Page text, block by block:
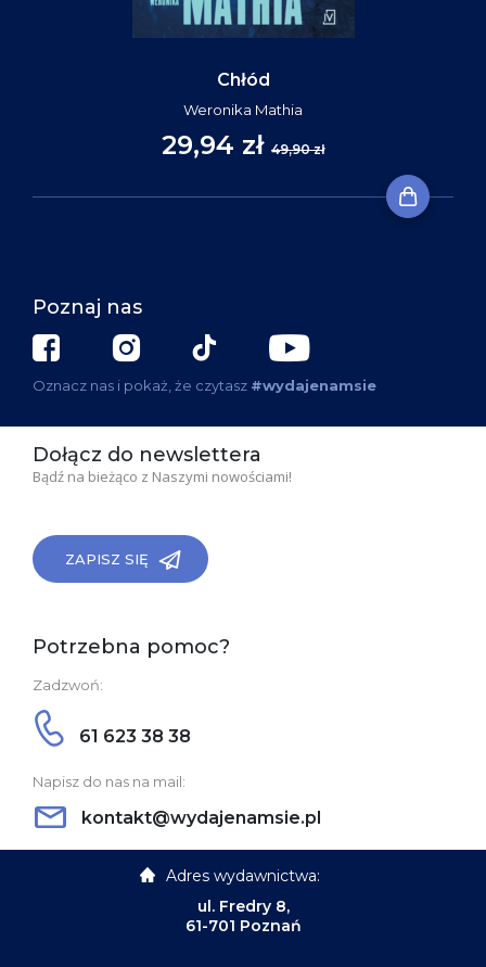
Chłód
Weronika Mathia
29,94 zł 49,90 zł
Poznaj nas
Oznacz nas i pokaż, że czytasz #wydajenamsie
Dołącz do newslettera
Bądź na bieżąco z Naszymi nowościami!
ZAPISZ SIĘ
Potrzebna pomoc?
Zadzwoń:
61 623 38 38
Napisz do nas na mail:
kontakt@wydajenamsie.pl
Adres wydawnictwa:
ul. Fredry 8,
61-701 Poznań